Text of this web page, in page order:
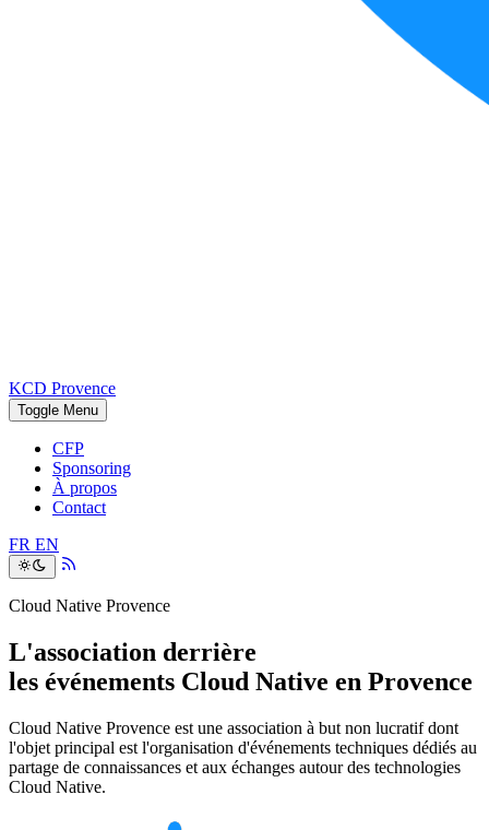
KCD Provence
Toggle Menu
CFP
Sponsoring
À propos
Contact
FR EN
Cloud Native Provence
L'association derrière
les événements Cloud Native en Provence
Cloud Native Provence est une association à but non lucratif dont
l'objet principal est l'organisation d'événements techniques dédiés au
partage de connaissances et aux échanges autour des technologies
Cloud Native.